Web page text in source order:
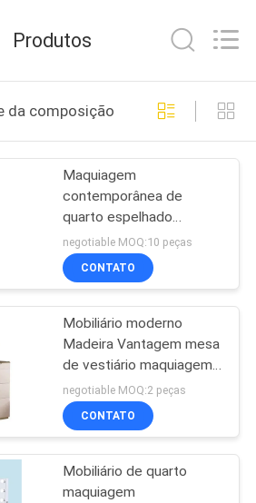
de sala
61
da sala de
21
Produtos
da composição
Maquiagem
contemporânea de
quarto espelhado
Despensa de mesa com
banquinho
negotiable MOQ:10 peças
CONTATO
Mobiliário moderno
Madeira Vantagem mesa
de vestiário maquiagem
Espelho com gavetas
negotiable MOQ:2 peças
CONTATO
Mobiliário de quarto
maquiagem